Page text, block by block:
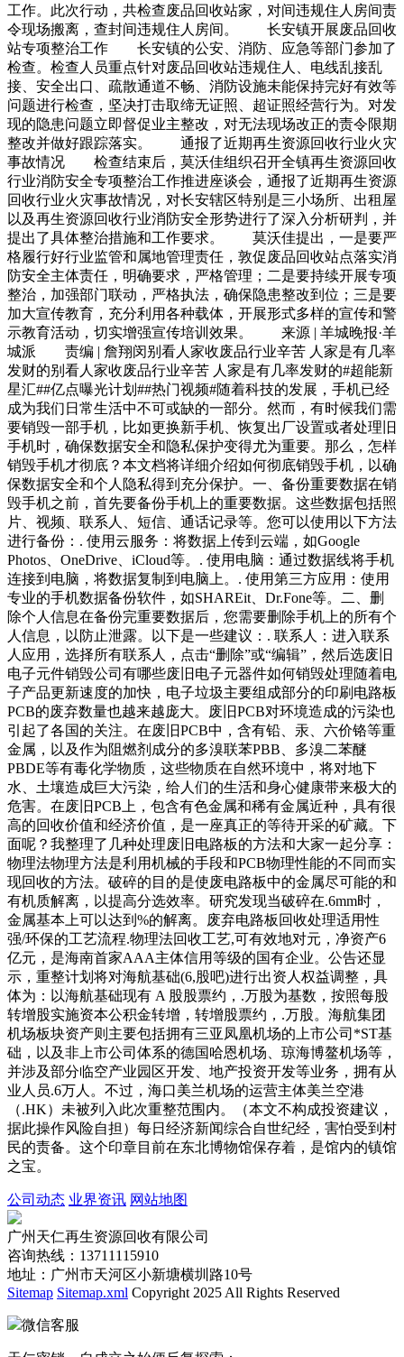
工作。此次行动，共检查废品回收站家，对间违规住人房间责
令现场搬离，查封间违规住人房间。 长安镇开展废品回收
站专项整治工作 长安镇的公安、消防、应急等部门参加了
检查。检查人员重点针对废品回收站违规住人、电线乱接乱
接、安全出口、疏散通道不畅、消防设施未能保持完好有效等
问题进行检查，坚决打击取缔无证照、超证照经营行为。对发
现的隐患问题立即督促业主整改，对无法现场改正的责令限期
整改并做好跟踪落实。 通报了近期再生资源回收行业火灾
事故情况 检查结束后，莫沃佳组织召开全镇再生资源回收
行业消防安全专项整治工作推进座谈会，通报了近期再生资源
回收行业火灾事故情况，对长安辖区特别是三小场所、出租屋
以及再生资源回收行业消防安全形势进行了深入分析研判，并
提出了具体整治措施和工作要求。 莫沃佳提出，一是要严
格履行好行业监管和属地管理责任，敦促废品回收站点落实消
防安全主体责任，明确要求，严格管理；二是要持续开展专项
整治，加强部门联动，严格执法，确保隐患整改到位；三是要
加大宣传教育，充分利用各种载体，开展形式多样的宣传和警
示教育活动，切实增强宣传培训效果。 来源 | 羊城晚报·羊
城派 责编 | 詹翔闵别看人家收废品行业辛苦 人家是有几率
发财的别看人家收废品行业辛苦 人家是有几率发财的#超能新
星汇##亿点曝光计划##热门视频#随着科技的发展，手机已经
成为我们日常生活中不可或缺的一部分。然而，有时候我们需
要销毁一部手机，比如更换新手机、恢复出厂设置或者处理旧
手机时，确保数据安全和隐私保护变得尤为重要。那么，怎样
销毁手机才彻底？本文档将详细介绍如何彻底销毁手机，以确
保数据安全和个人隐私得到充分保护。一、备份重要数据在销
毁手机之前，首先要备份手机上的重要数据。这些数据包括照
片、视频、联系人、短信、通话记录等。您可以使用以下方法
进行备份：. 使用云服务：将数据上传到云端，如Google
Photos、OneDrive、iCloud等。. 使用电脑：通过数据线将手机
连接到电脑，将数据复制到电脑上。. 使用第三方应用：使用
专业的手机数据备份软件，如SHAREit、Dr.Fone等。二、删
除个人信息在备份完重要数据后，您需要删除手机上的所有个
人信息，以防止泄露。以下是一些建议：. 联系人：进入联系
人应用，选择所有联系人，点击“删除”或“编辑”，然后选废旧
电子元件销毁公司有哪些废旧电子元器件如何销毁处理随着电
子产品更新速度的加快，电子垃圾主要组成部分的印刷电路板
PCB的废弃数量也越来越庞大。废旧PCB对环境造成的污染也
引起了各国的关注。在废旧PCB中，含有铅、汞、六价铬等重
金属，以及作为阻燃剂成分的多溴联苯PBB、多溴二苯醚
PBDE等有毒化学物质，这些物质在自然环境中，将对地下
水、土壤造成巨大污染，给人们的生活和身心健康带来极大的
危害。在废旧PCB上，包含有色金属和稀有金属近种，具有很
高的回收价值和经济价值，是一座真正的等待开采的矿藏。下
面呢？我整理了几种处理废旧电路板的方法和大家一起分享：
物理法物理方法是利用机械的手段和PCB物理性能的不同而实
现回收的方法。破碎的目的是使废电路板中的金属尽可能的和
有机质解离，以提高分选效率。研究发现当破碎在.6mm时，
金属基本上可以达到%的解离。废弃电路板回收处理适用性
强/环保的工艺流程.物理法回收工艺,可有效地对元，净资产6
亿元，是海南首家AAA主体信用等级的国有企业。公告还显
示，重整计划将对海航基础(6,股吧)进行出资人权益调整，具
体为：以海航基础现有 A 股股票约，.万股为基数，按照每股
转增股实施资本公积金转增，转增股票约，.万股。海航集团
机场板块资产则主要包括拥有三亚凤凰机场的上市公司*ST基
础，以及非上市公司体系的德国哈恩机场、琼海博鳌机场等，
并涉及部分临空产业园区开发、地产投资开发等业务，拥有从
业人员.6万人。不过，海口美兰机场的运营主体美兰空港
（.HK）未被列入此次重整范围内。（本文不构成投资建议，
据此操作风险自担）每日经济新闻综合自世纪经，害怕受到村
民的责备。这个印章目前在东北博物馆保存着，是馆内的镇馆
之宝。
公司动态 业界资讯 网站地图
广州天仁再生资源回收有限公司
咨询热线：13711115910
地址：广州市天河区小新塘横圳路10号
Sitemap Sitemap.xml Copyright 2025 All Rights Reserved
微信客服